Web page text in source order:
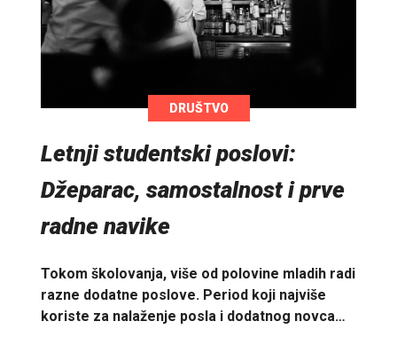
DRUŠTVO
Letnji studentski poslovi:
Džeparac, samostalnost i prve
radne navike
Tokom školovanja, više od polovine mladih radi
razne dodatne poslove. Period koji najviše
koriste za nalaženje posla i dodatnog novca…